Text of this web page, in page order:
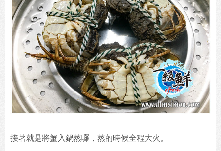
接著就是將蟹入鍋蒸囉，蒸的時候全程大火。